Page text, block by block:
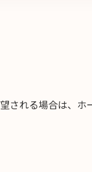
される場合は、ホ